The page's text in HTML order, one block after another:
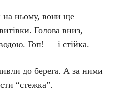
на ньому, вони ще
Голова вниз,
Гоп! — і стійка.
до берега. А за ними
“стежка”.